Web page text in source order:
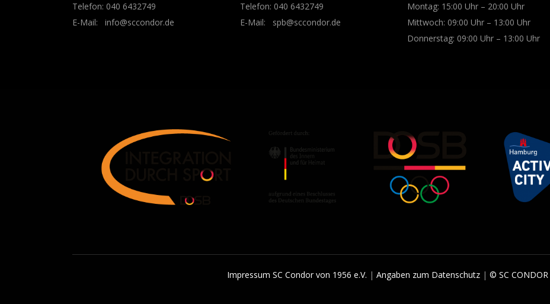
Telefon: 040 6432749
E-Mail: info@sccondor.de
Telefon: 040 6432749
E-Mail: spb@sccondor.de
Montag: 15:00 Uhr – 20:00 Uhr
Mittwoch: 09:00 Uhr – 13:00 Uhr
Donnerstag: 09:00 Uhr – 13:00 Uhr
Impressum SC Condor von 1956 e.V. | Angaben zum Datenschutz | © SC